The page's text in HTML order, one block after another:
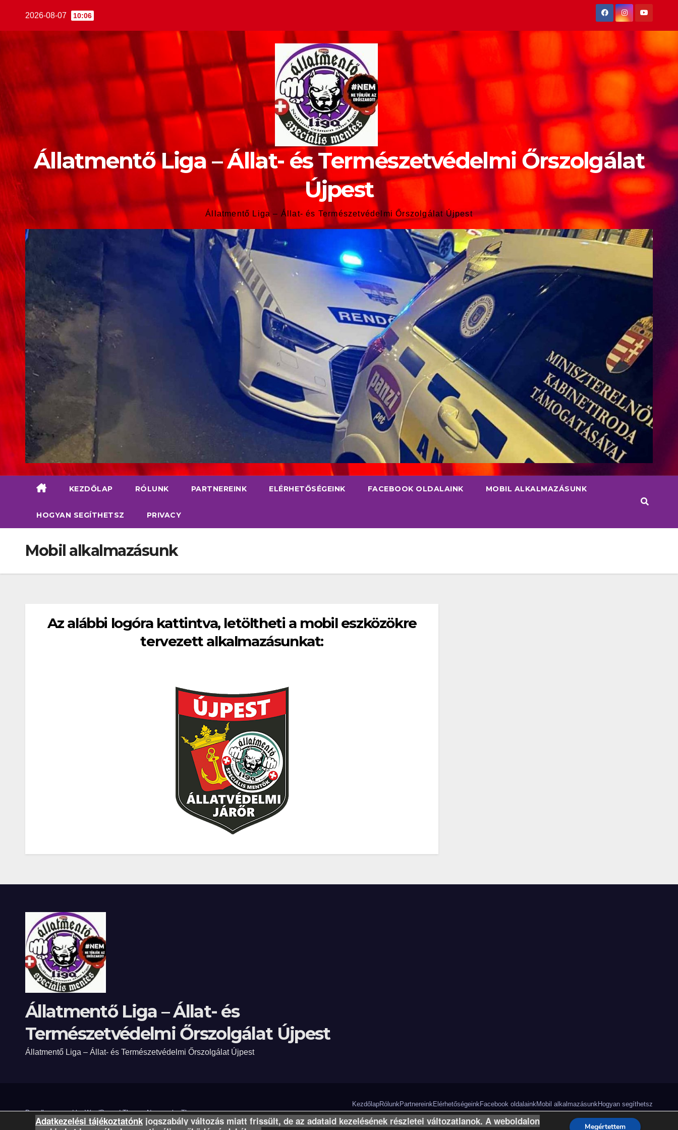
2026-08-07 10:06
Állatmentő Liga – Állat- és Természetvédelmi Őrszolgálat
Újpest
Állatmentő Liga – Állat- és Természetvédelmi Őrszolgálat Újpest
KEZDŐLAP RÓLUNK PARTNEREINK ELÉRHETŐSÉGEINK FACEBOOK OLDALAINK MOBIL ALKALMAZÁSUNK
HOGYAN SEGÍTHETSZ PRIVACY
Mobil alkalmazásunk
Az alábbi logóra kattintva, letöltheti a mobil eszközökre
tervezett alkalmazásunkat:
Állatmentő Liga – Állat- és
Természetvédelmi Őrszolgálat Újpest
Állatmentő Liga – Állat- és Természetvédelmi Őrszolgálat Újpest
Proudly powered by WordPress|Theme: Newsup byThemeansar.
KezdőlapRólunkPartnereinkElérhetőségeinkFacebook oldalainkMobil alkalmazásunkHogyan segíthetsz
Privacy
Adatkezelési tájékoztatónk jogszabály változás miatt frissült, de az adataid kezelésének részletei változatlanok. A weboldalon
Megértettem